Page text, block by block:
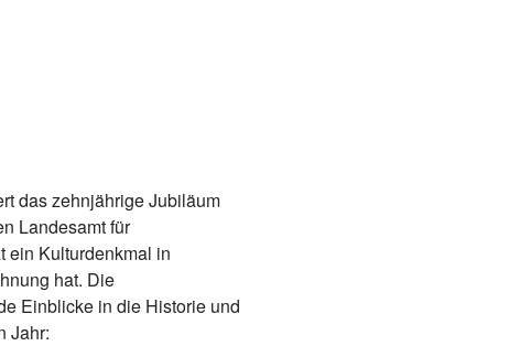
das zehnjährige Jubiläum
Landesamt für
ein Kulturdenkmal in
hat. Die
Einblicke in die Historie und
Jahr: